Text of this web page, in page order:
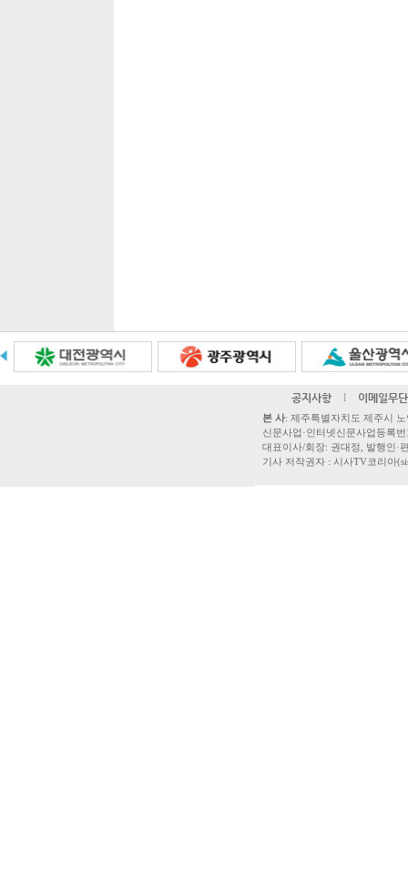
공지사항 l 이메일무
본 사: 제주특별자치도 제주시
신문사업·인터넷신문사업등록
대표이사/회장: 권대정, 발행인·
기사 저작권자 : 시사TV코리아